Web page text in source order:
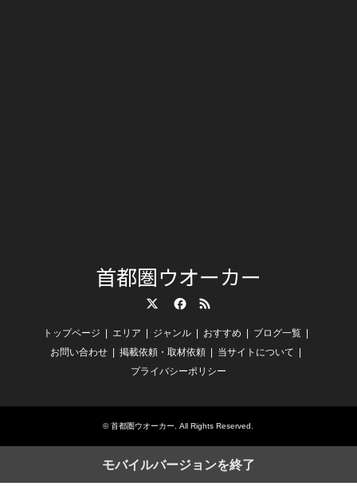
首都圏ウオーカー
トップページ エリア ジャンル おすすめ
ブログ一覧
お問い合わせ
掲載依頼・取材依頼
当サイトについて
プライバシーポリシー
©首都圏ウオーカー. All Rights Reserved.
モバイルバージョンを終了